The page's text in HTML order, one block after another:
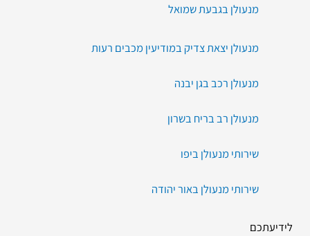
מנעולן בגבעת שמואל
מנעולן יצאת צדיק במודיעין מכבים רעות
מנעולן רכב בגן יבנה
מנעולן רב בריח בשרון
שירותי מנעולן ביפו
שירותי מנעולן באור יהודה
לידיעתכם